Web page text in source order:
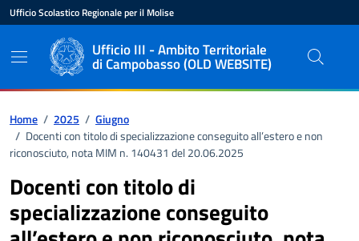
Vai ai contenuti
Vai al pié di pagina
Ente di appartenenza
Ufficio Scolastico Regionale per il Molise
Nome dell'enteUfficio III - Ambito Territoriale
di Campobasso (OLD WEBSITE)
Percorso di navigazione
Home / 2025 / Giugno
/ Docenti con titolo di specializzazione conseguito all’estero e non
riconosciuto, nota MIM n. 140431 del 20.06.2025
Docenti con titolo di
specializzazione conseguito